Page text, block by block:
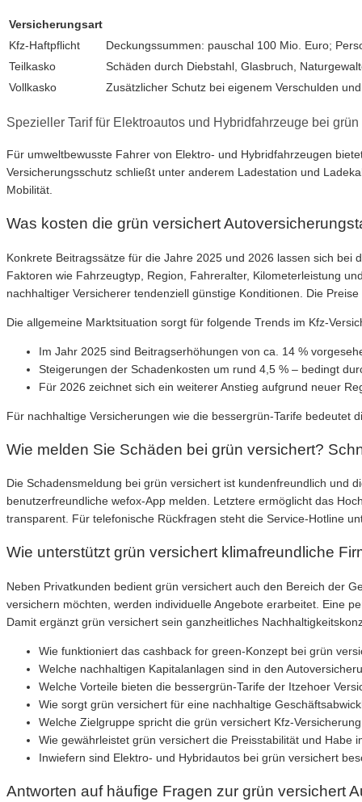
Versicherungsart
Kfz-Haftpflicht
Deckungssummen: pauschal 100 Mio. Euro;
Teilkasko
Schäden durch Diebstahl, Glasbruch,
Vollkasko
Zusätzlicher Schutz bei eigenem Verschulden
Spezieller Tarif für Elektroautos und Hybridfahrzeuge bei
Für umweltbewusste Fahrer von Elektro- und Hybridfahrzeugen
Versicherungsschutz schließt unter anderem Ladestation und
Mobilität.
Was kosten die grün versichert
Konkrete Beitragssätze für die Jahre 2025 und 2026 lassen sich bei
Faktoren wie Fahrzeugtyp, Region, Fahreralter, Kilometerleistung
nachhaltiger Versicherer tendenziell günstige Konditionen. Die
Die allgemeine Marktsituation sorgt für folgende Trends im Kfz-
Im Jahr 2025 sind Beitragserhöhungen von ca. 14 %
Steigerungen der Schadenkosten um rund 4,5 % – bedingt
Für 2026 zeichnet sich ein weiterer Anstieg aufgrund neuer
Für nachhaltige Versicherungen wie die bessergrün-Tarife bedeutet
Wie melden Sie Schäden bei grün versichert?
Die Schadensmeldung bei grün versichert ist kundenfreundlich und
benutzerfreundliche wefox-App melden. Letztere ermöglicht das
transparent. Für telefonische Rückfragen steht die Service-Hotline
Wie unterstützt grün versichert klimafreundliche
Neben Privatkunden bedient grün versichert auch den Bereich der
versichern möchten, werden individuelle Angebote erarbeitet. Eine
Damit ergänzt grün versichert sein ganzheitliches
Wie funktioniert das cashback for green-Konzept bei grün
Welche nachhaltigen Kapitalanlagen sind in den
Welche Vorteile bieten die bessergrün-Tarife der Itzehoer
Wie sorgt grün versichert für eine nachhaltige
Welche Zielgruppe spricht die grün versichert Kfz-
Wie gewährleistet grün versichert die Preisstabilität und Habe
Inwiefern sind Elektro- und Hybridautos bei grün versichert
Antworten auf häufige Fragen zur grün versichert